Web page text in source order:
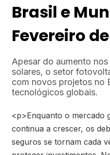
Brasil e
Fevereiro
Apesar do aumento
solares, o setor
com novos projetos no
tecnológicos globais.
<p>Enquanto o mercado
continua a crescer, os
seguros se tornam cada